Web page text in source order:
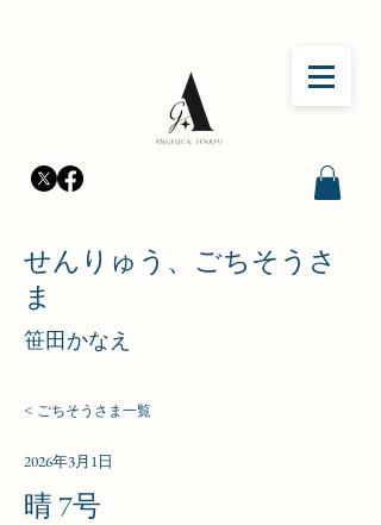
せんりゅう、ごちそうさ
ま
笹田かなえ
< ごちそうさま一覧
2026年3月1日
晴 7号